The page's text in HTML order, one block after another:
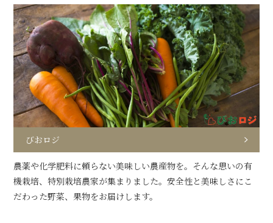
びおロジ
農薬や化学肥料に頼らない美味しい農産物を。そんな思いの有
機栽培、特別栽培農家が集まりました。安全性と美味しさにこ
だわった野菜、果物をお届けします。